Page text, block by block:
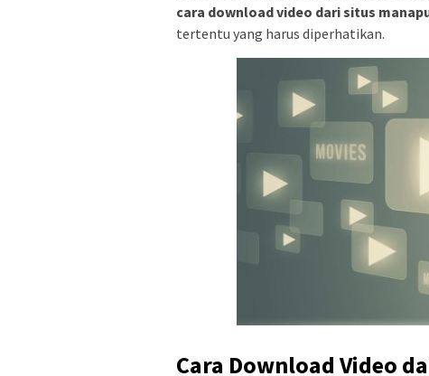
cara download video dari situs
tertentu yang harus diperhatikan.
Cara Download Video